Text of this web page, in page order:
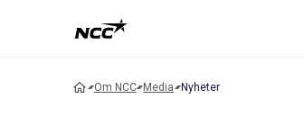
Om NCC Media Nyheter